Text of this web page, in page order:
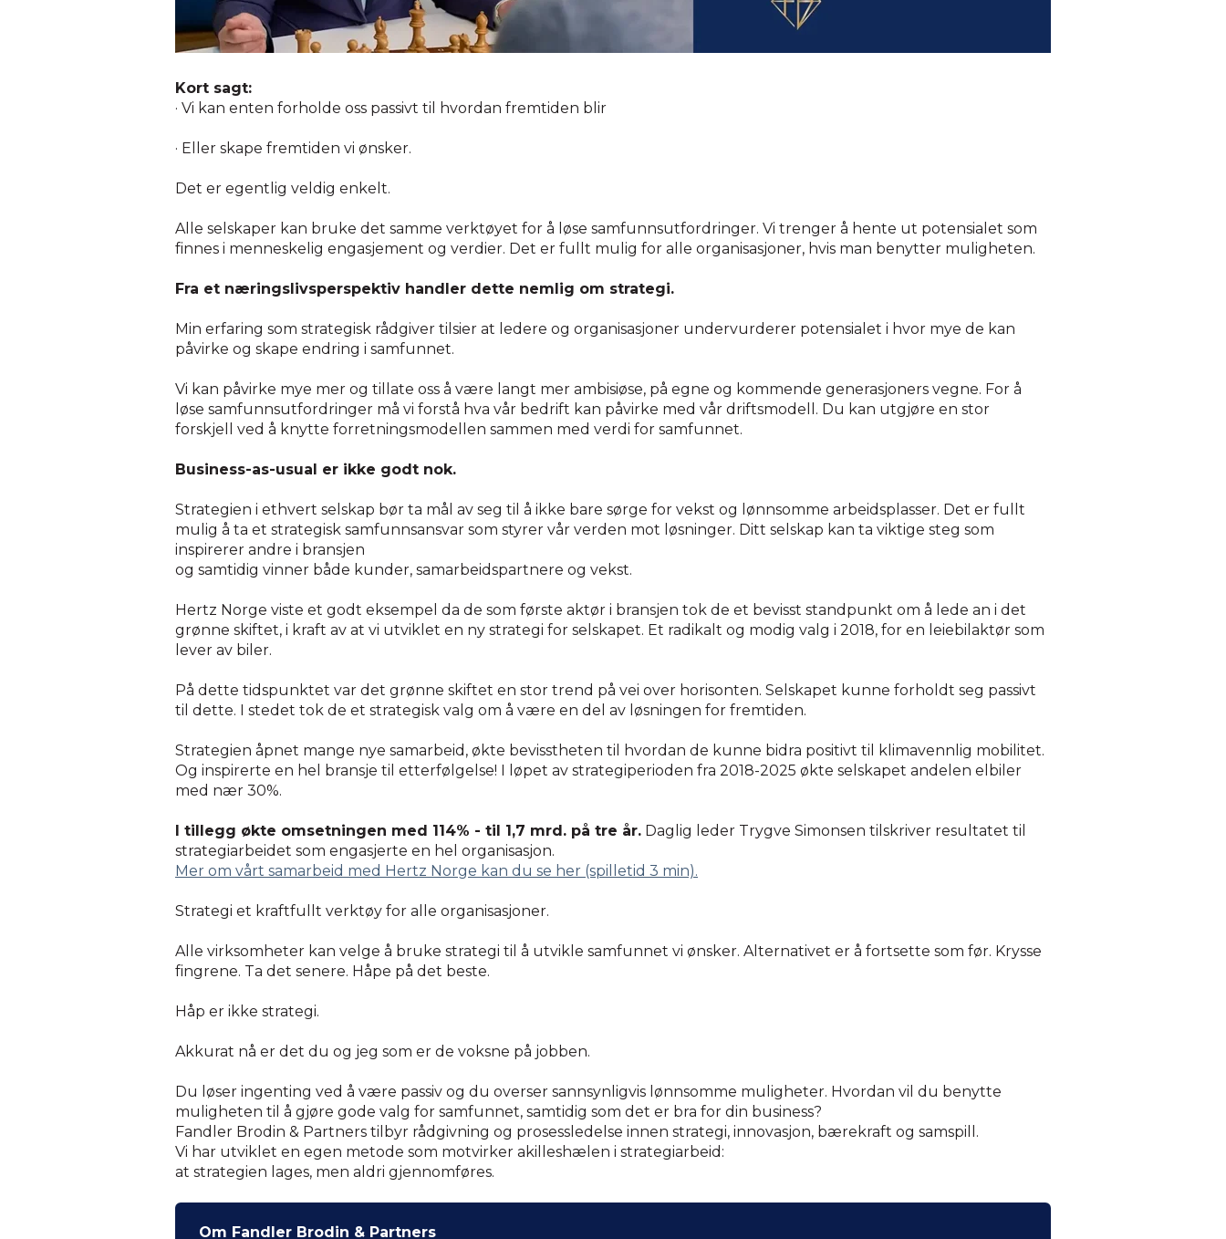
Kort sagt:
· Vi kan enten forholde oss passivt til hvordan fremtiden blir
· Eller skape fremtiden vi ønsker.
Det er egentlig veldig enkelt.
Alle selskaper kan bruke det samme verktøyet for å løse samfunnsutfordringer. Vi trenger å hente ut potensialet som
finnes i menneskelig engasjement og verdier. Det er fullt mulig for alle organisasjoner, hvis man benytter muligheten.
Fra et næringslivsperspektiv handler dette nemlig om strategi.
Min erfaring som strategisk rådgiver tilsier at ledere og organisasjoner undervurderer potensialet i hvor mye de kan
påvirke og skape endring i samfunnet.
Vi kan påvirke mye mer og tillate oss å være langt mer ambisiøse, på egne og kommende generasjoners vegne. For å
løse samfunnsutfordringer må vi forstå hva vår bedrift kan påvirke med vår driftsmodell. Du kan utgjøre en stor
forskjell ved å knytte forretningsmodellen sammen med verdi for samfunnet.
Business-as-usual er ikke godt nok.
Strategien i ethvert selskap bør ta mål av seg til å ikke bare sørge for vekst og lønnsomme arbeidsplasser. Det er fullt
mulig å ta et strategisk samfunnsansvar som styrer vår verden mot løsninger. Ditt selskap kan ta viktige steg som
inspirerer andre i bransjen
og samtidig vinner både kunder, samarbeidspartnere og vekst.
Hertz Norge viste et godt eksempel da de som første aktør i bransjen tok de et bevisst standpunkt om å lede an i det
grønne skiftet, i kraft av at vi utviklet en ny strategi for selskapet. Et radikalt og modig valg i 2018, for en leiebilaktør som
lever av biler.
På dette tidspunktet var det grønne skiftet en stor trend på vei over horisonten. Selskapet kunne forholdt seg passivt
til dette. I stedet tok de et strategisk valg om å være en del av løsningen for fremtiden.
Strategien åpnet mange nye samarbeid, økte bevisstheten til hvordan de kunne bidra positivt til klimavennlig mobilitet.
Og inspirerte en hel bransje til etterfølgelse! I løpet av strategiperioden fra 2018-2025 økte selskapet andelen elbiler
med nær 30%.
I tillegg økte omsetningen med 114% - til 1,7 mrd. på tre år. Daglig leder Trygve Simonsen tilskriver resultatet til
strategiarbeidet som engasjerte en hel organisasjon.
Mer om vårt samarbeid med Hertz Norge kan du se her (spilletid 3 min).
Strategi et kraftfullt verktøy for alle organisasjoner.
Alle virksomheter kan velge å bruke strategi til å utvikle samfunnet vi ønsker. Alternativet er å fortsette som før. Krysse
fingrene. Ta det senere. Håpe på det beste.
Håp er ikke strategi.
Akkurat nå er det du og jeg som er de voksne på jobben.
Du løser ingenting ved å være passiv og du overser sannsynligvis lønnsomme muligheter. Hvordan vil du benytte
muligheten til å gjøre gode valg for samfunnet, samtidig som det er bra for din business?
Fandler Brodin & Partners tilbyr rådgivning og prosessledelse innen strategi, innovasjon, bærekraft og samspill.
Vi har utviklet en egen metode som motvirker akilleshælen i strategiarbeid:
at strategien lages, men aldri gjennomføres.
Om Fandler Brodin & Partners